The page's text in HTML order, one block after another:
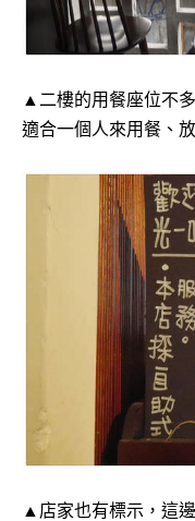
▲二樓的用餐座位不
適合一個人來用餐、
▲店家也有標示，這